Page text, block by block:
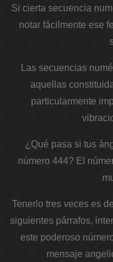
Si cierta secuencia
notar fácilmente ese
Las secuencias
aquellas
particularmente
¿Qué pasa si tus
número 444? El
Tenerlo tres veces es
siguientes párrafos,
este poderoso
mensaje